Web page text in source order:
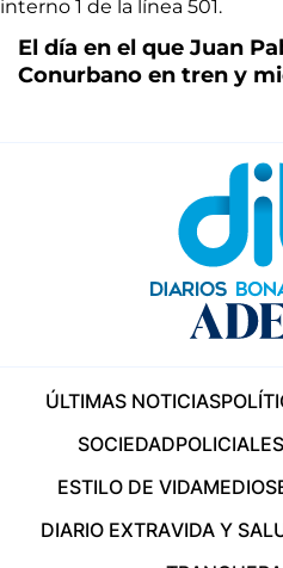
El día en el que Juan
Conurbano en tren y
ÚLTIMAS NOTICIAS
SOCIEDADPOLICIALES
ESTILO DE VIDAMEDIOS
DIARIO EXTRAVIDA Y